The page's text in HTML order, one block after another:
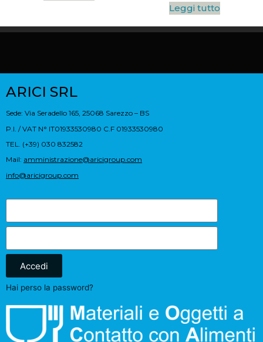
Leggi tutto
ARICI SRL
Sede: Via Seradello 165, 25068 Sarezzo – BS
P.I. / VAT N° IT01933530980 C.F 01933530980
TEL. (+39) 030 832582
Mail: amministrazione@aricigroup.com
info@aricigroup.com
Accedi
Hai perso la password?